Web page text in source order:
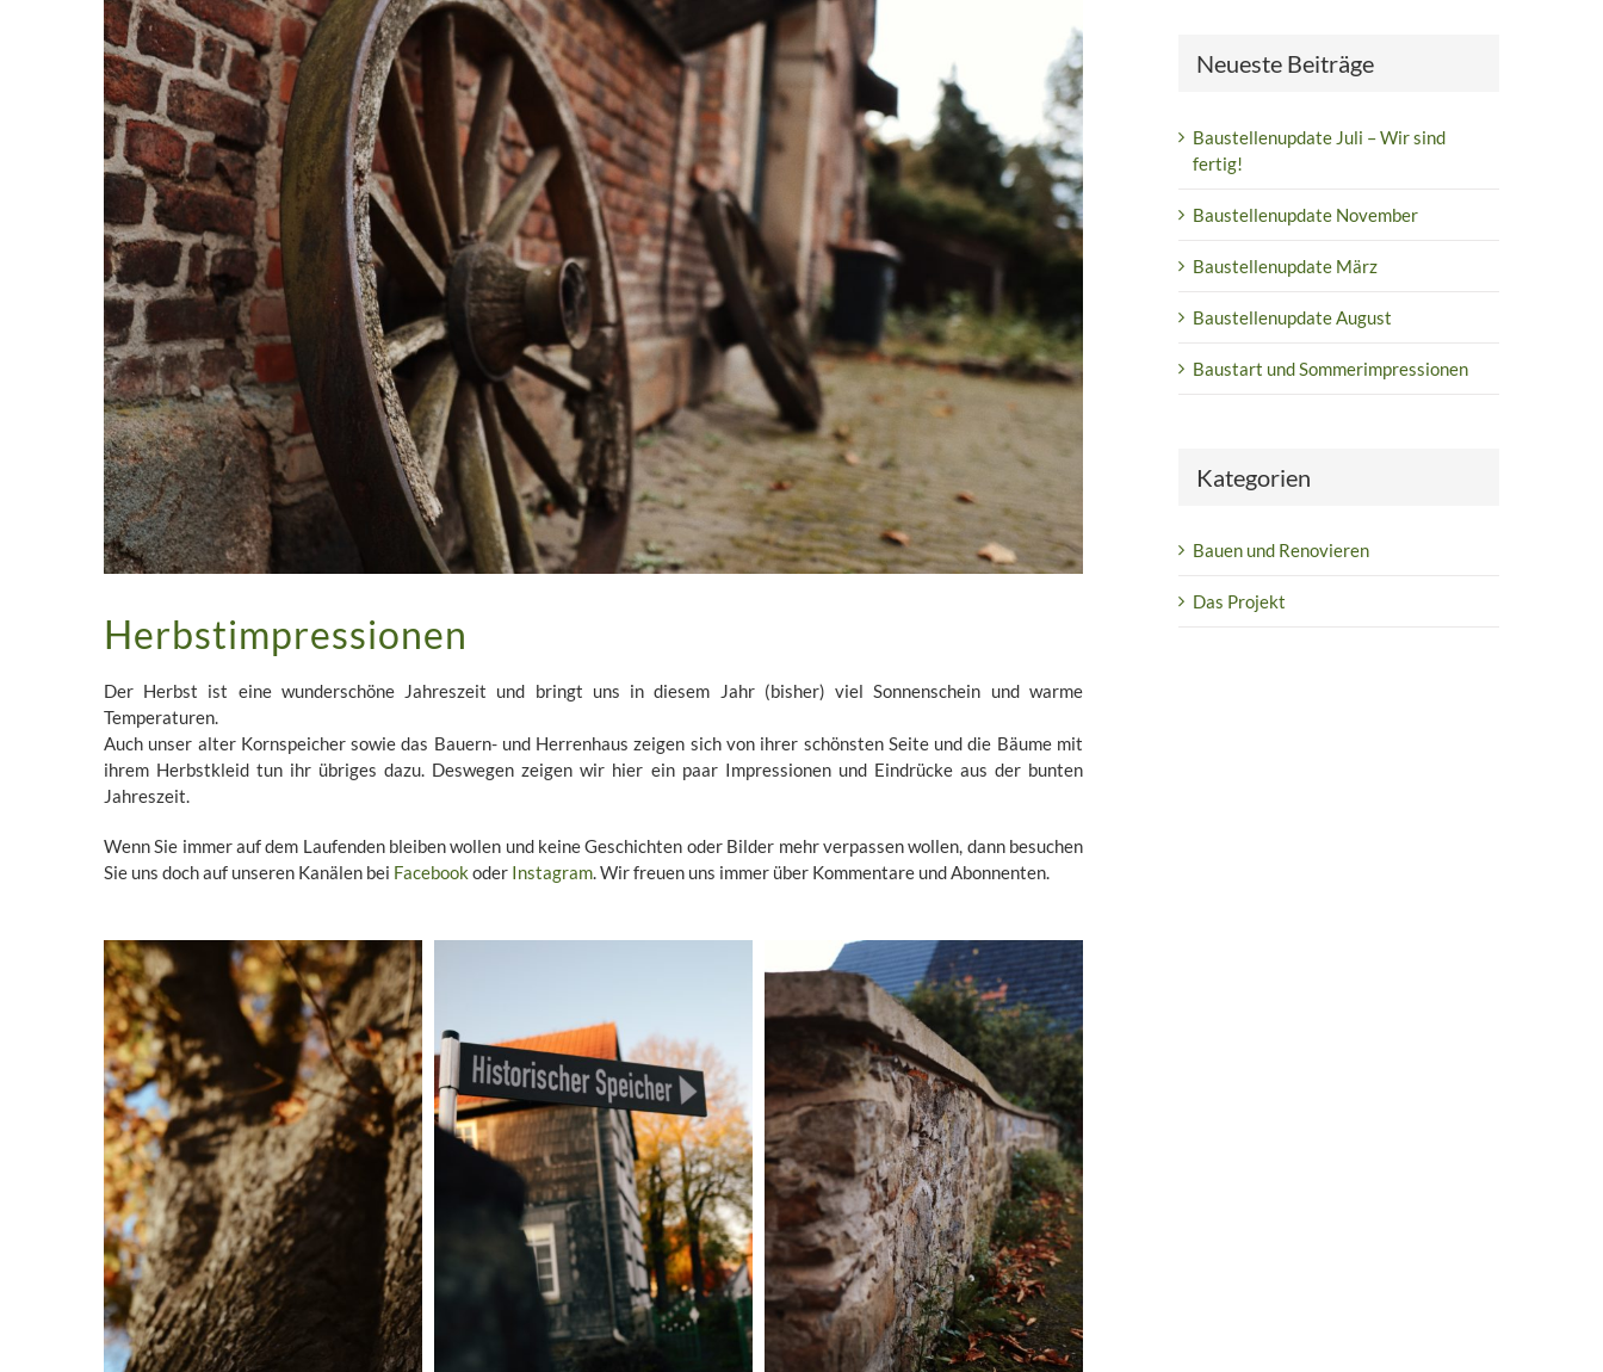
Herbstimpressionen
Der Herbst ist eine wunderschöne Jahreszeit und bringt uns in diesem Jahr (bisher) viel Sonnenschein und warme
Temperaturen.
Auch unser alter Kornspeicher sowie das Bauern- und Herrenhaus zeigen sich von ihrer schönsten Seite und die Bäume mit
ihrem Herbstkleid tun ihr übriges dazu. Deswegen zeigen wir hier ein paar Impressionen und Eindrücke aus der bunten
Jahreszeit.
Wenn Sie immer auf dem Laufenden bleiben wollen und keine Geschichten oder Bilder mehr verpassen wollen, dann besuchen
Sie uns doch auf unseren Kanälen bei Facebook oder Instagram. Wir freuen uns immer über Kommentare und Abonnenten.
Neueste Beiträge
Baustellenupdate Juli – Wir sind
fertig!
Baustellenupdate November
Baustellenupdate März
Baustellenupdate August
Baustart und Sommerimpressionen
Kategorien
Bauen und Renovieren
Das Projekt